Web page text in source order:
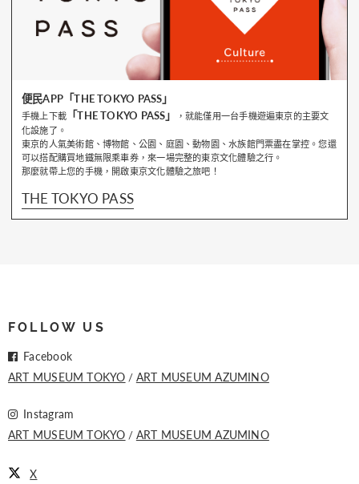
便民APP「THE TOKYO PASS」
手機上下載 「THE TOKYO PASS」
，就能僅用一台手機遊遍東京的主要文
化設施了。
東京的人氣美術館、博物館、公園、庭園、動物園、水族館門票盡在掌控。您還
可以搭配購買地鐵無限乘車券，來一場完整的東京文化體驗之行。
那麼就帶上您的手機，開啟東京文化體驗之旅吧！
THE TOKYO PASS
FOLLOW US
Facebook
ART MUSEUM TOKYO
ART MUSEUM AZUMINO
Instagram
ART MUSEUM TOKYO
ART MUSEUM AZUMINO
X